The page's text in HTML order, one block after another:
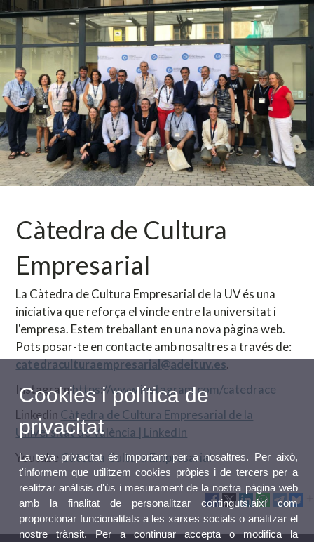
Càtedra de Cultura
Empresarial
La Càtedra de Cultura Empresarial de la UV és una
iniciativa que reforça el vincle entre la universitat i
l'empresa. Estem treballant en una nova pàgina web.
Pots posar-te en contacte amb nosaltres a través de:
catedraculturaempresarial@adeituv.es.
Instagramhttps://www.instagram.com/catedrace
Linkedin Càtedra de Cultura Empresarial de la
Universitat de València | LinkedIn
Youtube Càtedra Cultura Empresarial
Cookies i política de
privacitat
La teva privacitat és important per a nosaltres. Per això,
t'informem que utilitzem cookies pròpies i de tercers per a
realitzar anàlisis d'ús i mesurament de la nostra pàgina web
amb la finalitat de personalitzar continguts,així com
proporcionar funcionalitats a les xarxes socials o analitzar el
nostre trànsit. Per a continuar accepta o modifica la